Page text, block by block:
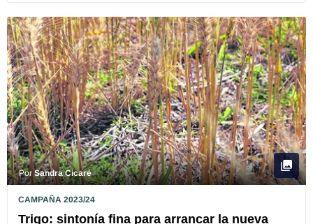
PorSandra Cicaré
CAMPAÑA 2023/24
Trigo: sintonía fina para arrancar la nueva